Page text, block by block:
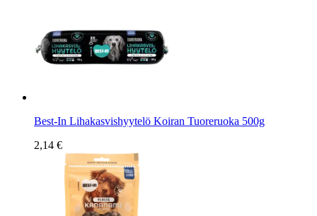
Best-In Lihakasvishyytelö Koiran Tuoreruoka 500g
2,14 €